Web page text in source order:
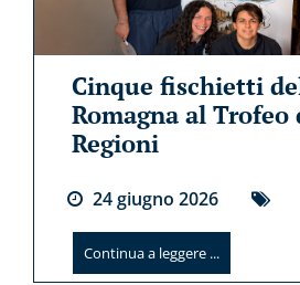
Cinque fischietti
Romagna al Trofeo
Regioni
24giugno 2026
Continua a leggere ...